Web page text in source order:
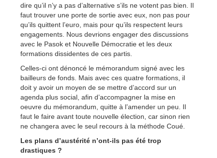
dire qu’il n’y a pas d’alternative s’ils ne votent pas bien. Il
faut trouver une porte de sortie avec eux, non pas pour
qu’ils quittent l’euro, mais pour qu’ils respectent leurs
engagements. Nous devrions engager des discussions
avec le Pasok et Nouvelle Démocratie et les deux
formations dissidentes de ces partis.
Celles-ci ont dénoncé le mémorandum signé avec les
bailleurs de fonds. Mais avec ces quatre formations, il
doit y avoir un moyen de se mettre d’accord sur un
agenda plus social, afin d’accompagner la mise en
oeuvre du mémorandum, quitte à l’amender un peu. Il
faut le faire avant toute nouvelle élection, car sinon rien
ne changera avec le seul recours à la méthode Coué.
Les plans d’austérité n’ont-ils pas été trop
drastiques ?